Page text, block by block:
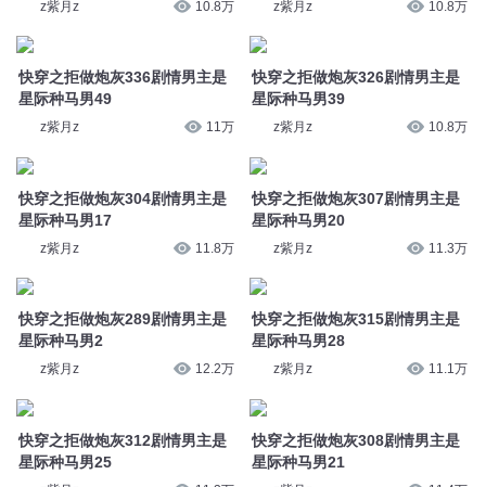
z紫月z 10.8万
快穿之拒做炮灰336剧情男主是
星际种马男49
z紫月z 11万
快穿之拒做炮灰304剧情男主是
星际种马男17
z紫月z 11.8万
快穿之拒做炮灰289剧情男主是
星际种马男2
z紫月z 12.2万
快穿之拒做炮灰312剧情男主是
星际种马男25
z紫月z 10.8万
快穿之拒做炮灰326剧情男主是
星际种马男39
z紫月z 10.8万
快穿之拒做炮灰307剧情男主是
星际种马男20
z紫月z 11.3万
快穿之拒做炮灰315剧情男主是
星际种马男28
z紫月z 11.1万
快穿之拒做炮灰308剧情男主是
星际种马男21